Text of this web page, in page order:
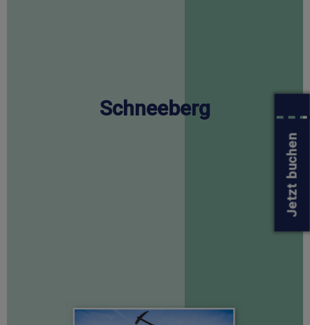
Schneeberg
Jetzt buchen